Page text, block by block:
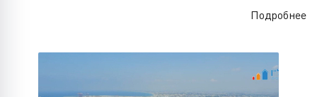
Подробнее